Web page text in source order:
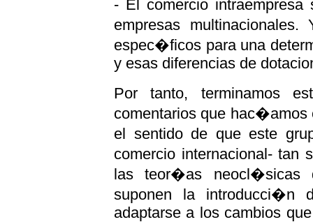
- El comercio
empresas
espec�ficos para una
y esas diferencias de
Por tanto, terminamos
comentarios que
el sentido de que este
comercio internacional-
las teor�as neocl�sicas
suponen la introducci�n
adaptarse a los cambios